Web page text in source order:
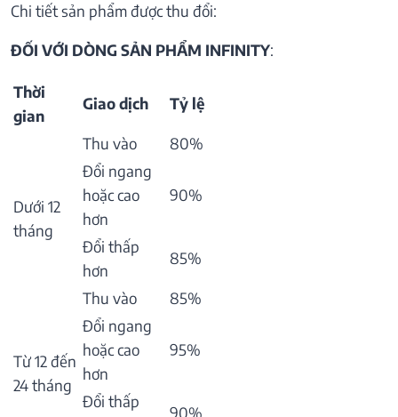
Chi tiết sản phẩm được thu đổi:
ĐỐI VỚI DÒNG SẢN PHẨM INFINITY:
Thời
gian
Giao dịch Tỷ lệ
Dưới 12
tháng
Thu vào
80%
Đổi ngang
hoặc cao
hơn
90%
Đổi thấp
hơn
85%
Từ 12 đến
24 tháng
Thu vào
85%
Đổi ngang
hoặc cao
hơn
95%
Đổi thấp
90%